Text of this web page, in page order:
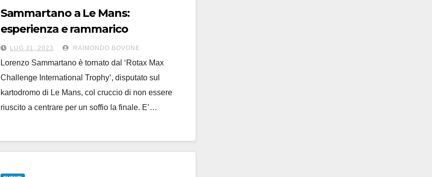
Sammartano a Le Mans:
esperienza e rammarico
LUG 31, 2023 RAIMONDO BOVONE
Lorenzo Sammartano è tornato dal ‘Rotax Max
Challenge International Trophy’, disputato sul
kartodromo di Le Mans, col cruccio di non essere
riuscito a centrare per un soffio la finale. E’…